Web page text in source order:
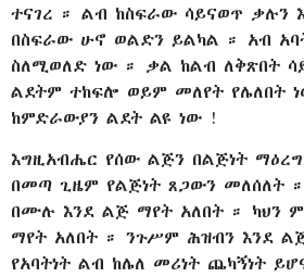
ተናገረ ። ልብ ከስፍራው ሳይናወጥ ቃሉን
በስፍራው ሁኖ ወልድን ይልካል ። አብ
ስለሚወለድ ነው ። ቃል ከልብ ለቅጽበት
ልደትም ተከፍሎ ወይም መለየት የሌለበት
ከምድራውያን ልደት ልዩ ነው !
እግዚአብሔር የሰው ልጅን በልጅነት
በመጣ ጊዜም የልጅነት ጸጋውን መለሰለት
በሙሉ እንደ ልጅ ማየት አለበት ። ካህን
ማየት አለበት ። ንጉሥም ሕዝብን እንደ
የአባትነት ልብ ከሌለ መሪነት ጨካኝነት